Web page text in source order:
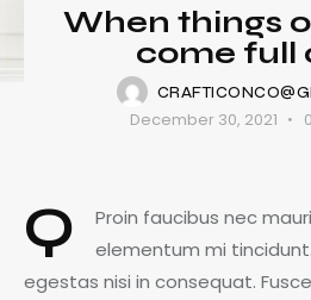
When things
come full
December 30, 2021 0
Q
Proin faucibus nec
elementum mi
egestas nisi in consequat.